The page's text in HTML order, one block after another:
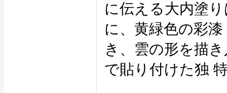
に伝える大内塗
に、黄緑色の彩
き、雲の形を描
で貼り付けた独